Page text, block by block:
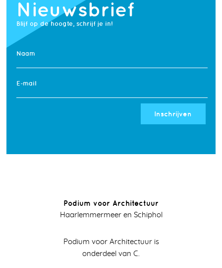
Nieuwsbrief
Blijf op de hoogte, schrijf je in!
Naam
E-mail
Inschrijven
Podium voor Architectuur
Haarlemmermeer en Schiphol
Podium voor Architectuur is
onderdeel van C.